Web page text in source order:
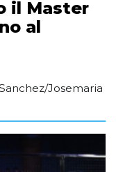
il Master
al
Josemaria